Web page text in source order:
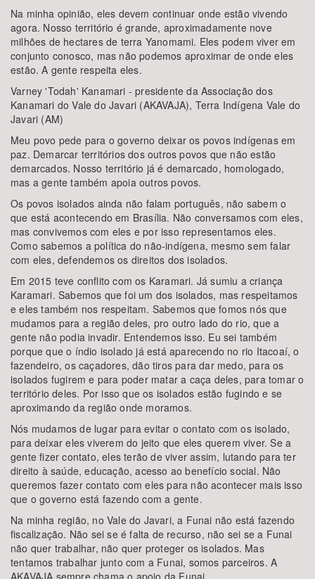
Na minha opinião, eles devem continuar onde estão vivendo
agora. Nosso território é grande, aproximadamente nove
milhões de hectares de terra Yanomami. Eles podem viver em
conjunto conosco, mas não podemos aproximar de onde eles
estão. A gente respeita eles.
Varney 'Todah' Kanamari - presidente da Associação dos
Kanamari do Vale do Javari (AKAVAJA), Terra Indígena Vale do
Javari (AM)
Meu povo pede para o governo deixar os povos indígenas em
paz. Demarcar territórios dos outros povos que não estão
demarcados. Nosso território já é demarcado, homologado,
mas a gente também apoia outros povos.
Os povos isolados ainda não falam português, não sabem o
que está acontecendo em Brasília. Não conversamos com eles,
mas convivemos com eles e por isso representamos eles.
Como sabemos a política do não-indígena, mesmo sem falar
com eles, defendemos os direitos dos isolados.
Em 2015 teve conflito com os Karamari. Já sumiu a criança
Karamari. Sabemos que foi um dos isolados, mas respeitamos
e eles também nos respeitam. Sabemos que fomos nós que
mudamos para a região deles, pro outro lado do rio, que a
gente não podia invadir. Entendemos isso. Eu sei também
porque que o índio isolado já está aparecendo no rio Itacoaí, o
fazendeiro, os caçadores, dão tiros para dar medo, para os
isolados fugirem e para poder matar a caça deles, para tomar o
território deles. Por isso que os isolados estão fugindo e se
aproximando da região onde moramos.
Nós mudamos de lugar para evitar o contato com os isolado,
para deixar eles viverem do jeito que eles querem viver. Se a
gente fizer contato, eles terão de viver assim, lutando para ter
direito à saúde, educação, acesso ao benefício social. Não
queremos fazer contato com eles para não acontecer mais isso
que o governo está fazendo com a gente.
Na minha região, no Vale do Javari, a Funai não está fazendo
fiscalização. Não sei se é falta de recurso, não sei se a Funai
não quer trabalhar, não quer proteger os isolados. Mas
tentamos trabalhar junto com a Funai, somos parceiros. A
AKAVAJA sempre chama o apoio da Funai.